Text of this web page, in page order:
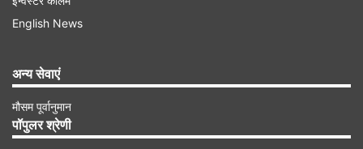
लिए जाने के बाद 78 वर्षीय फलस्तीनी अमेरिकी व्यक्ति की
अमेरिकी सरकार ने भी की थी कड़ी निंदा
अमेरिकी सरकार की कड़ी निंदा के बाद इजरायली सेना ने
मामले को 'गंभीर और दुर्भाग्यपूर्ण घटना' बताया था और एक
English News
अन्य सेवाएं
मौसम पूर्वानुमान
पॉपुलर श्रेणी